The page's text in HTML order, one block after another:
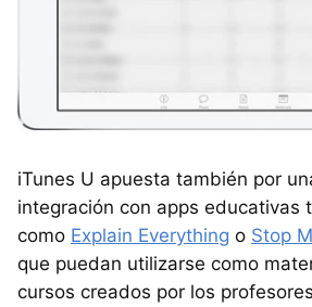
iTunes U apuesta también por
integración con apps educativas
como Explain Everything o Stop
que puedan utilizarse como
cursos creados por los